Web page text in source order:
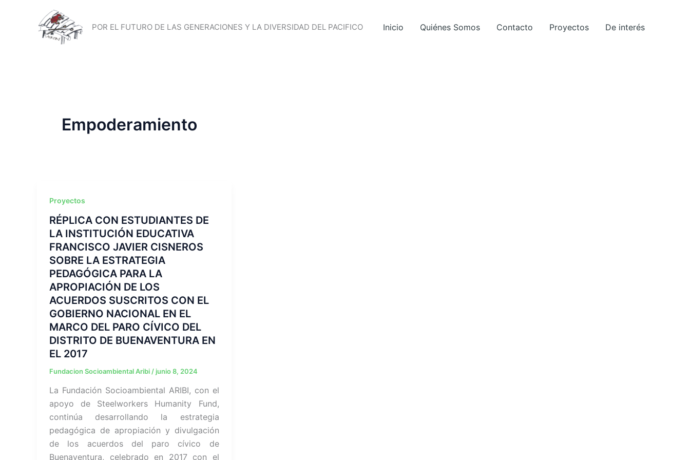
POR EL FUTURO DE LAS GENERACIONES Y LA DIVERSIDAD DEL PACIFICO Inicio Quiénes Somos Contacto Proyectos De interés
Empoderamiento
Proyectos
RÉPLICA CON ESTUDIANTES DE
LA INSTITUCIÓN EDUCATIVA
FRANCISCO JAVIER CISNEROS
SOBRE LA ESTRATEGIA
PEDAGÓGICA PARA LA
APROPIACIÓN DE LOS
ACUERDOS SUSCRITOS CON EL
GOBIERNO NACIONAL EN EL
MARCO DEL PARO CÍVICO DEL
DISTRITO DE BUENAVENTURA EN
EL 2017
Fundacion Socioambiental Aribi / junio 8, 2024
La Fundación Socioambiental ARIBI, con el
apoyo de Steelworkers Humanity Fund,
continúa desarrollando la estrategia
pedagógica de apropiación y divulgación
de los acuerdos del paro cívico de
Buenaventura, celebrado en 2017 con el